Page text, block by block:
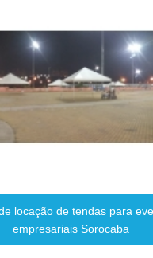
locação de tendas para
empresariais Sorocaba